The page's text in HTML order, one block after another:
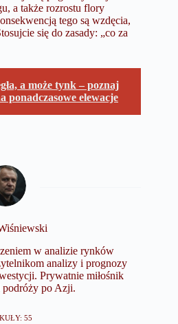
a także rozrostu flory
tego są wzdęcia,
się do zasady: „co za
a może tynk – poznaj
ponadczasowe elewacje
w analizie rynków
analizy i prognozy
Prywatnie miłośnik
podróży po Azji.
55